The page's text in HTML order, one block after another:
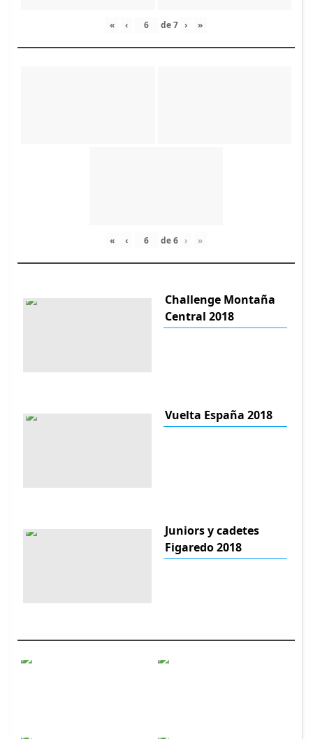
« ‹ de7 › »
« ‹ de6 › »
Challenge Montaña
Central 2018
Vuelta España 2018
Juniors y cadetes
Figaredo 2018